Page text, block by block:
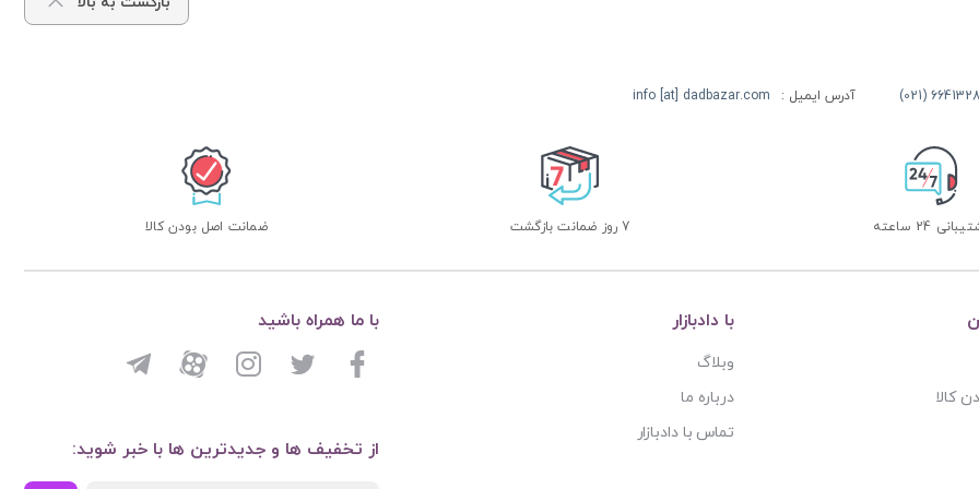
آدرس ایمیل : info [at] dadbazar.com
24 ساعته 7 روز ضمانت بازگشت ضمانت اصل بودن کالا
کالا
با دادبازار
وبلاگ
درباره ما
تماس با دادبازار
از تخفیف ها و جدیدترین ها با خبر شوید:
با ما همراه باشید